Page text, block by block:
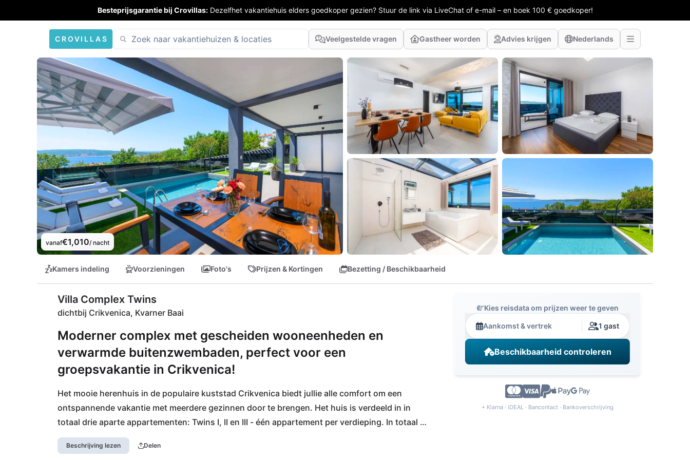
Besteprijsgarantie bij Crovillas: Dezelfhet vakantiehuis elders goedkoper gezien? Stuur de link via LiveChat of e-mail – en boek 100 € goedkoper!
CROVILLAS Veelgestelde vragen Gastheer worden Advies krijgen Nederlands
vanaf€1,010/ nacht
Kamers indeling Voorzieningen Foto's Prijzen & Kortingen Bezetting / Beschikbaarheid
Villa Complex Twins
dichtbij Crikvenica, Kvarner Baai
Moderner complex met gescheiden wooneenheden en
verwarmde buitenzwembaden, perfect voor een
groepsvakantie in Crikvenica!
Het mooie herenhuis in de populaire kuststad Crikvenica biedt jullie alle comfort om een
ontspannende vakantie met meerdere gezinnen door te brengen. Het huis is verdeeld in in
totaal drie aparte appartementen: Twins I, II en III - één appartement per verdieping. In totaal
staan er drie verwarmbare buitenzwembaden tot jullie beschikking in het complex. Door de
ligging in de stad vinden jullie supermarkten en restaurants in de directe omgeving. Bovendien
Beschrijving lezen Delen
Kies reisdata om prijzen weer te geven
Aankomst & vertrek 1 gast
Beschikbaarheid controleren
+ Klarna · iDEAL · Bancontact · Bankoverschrijving